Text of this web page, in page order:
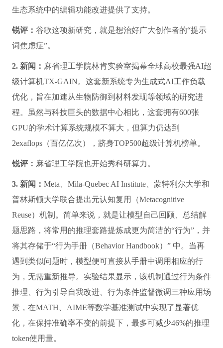
1. 新闻：
谷歌研究团队提出协同图像生成工作流，通过约
导”，从而减少反复调整提示词的麻烦。相关研究论文
《Preference》提出强化学习智能体PASTA的概念，可优
化文生图的交互过程，提高生成式图像任务的可控性和创
作者的满意度。尽管这还是一项研究，但为谷歌图像工具
生态系统中的编辑功能改进提供了支持。
锐评：谷歌这项新研究，就是想治好广大创作者的“提示
词焦虑症”。
级计算机TX-GAIN。这套新系统专为生成式AI工作负载
优化，旨在加速从生物防御到材料发现等领域的研究进
程。虽然与科技巨头的数据中心相比，这套拥有600张
GPU的学术计算系统规模不算大，但算力仍达到
2exaflops（百亿亿次），跻身TOP500超级计算机榜单。
锐评： 麻省理工学院也开始秀科研算力。
3. 新闻：Meta、Mila-Quebec AI Institute、蒙特利尔大学和
普林斯顿大学联合提出元认知复用（Metacognitive
Reuse）机制。简单来说，就是让模型自己回顾、总结解
题思路，将常用的推理套路提炼成更为简洁的“行为”，并
将其存储于“行为手册（Behavior Handbook）” 中。当再